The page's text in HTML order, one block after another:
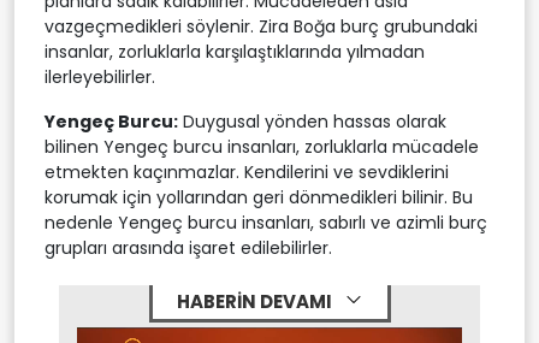
vazgeçmedikleri söylenir. Zira Boğa burç grubundaki
insanlar, zorluklarla karşılaştıklarında yılmadan
ilerleyebilirler.
Yengeç Burcu: Duygusal yönden hassas olarak
bilinen Yengeç burcu insanları, zorluklarla mücadele
etmekten kaçınmazlar. Kendilerini ve sevdiklerini
korumak için yollarından geri dönmedikleri bilinir. Bu
nedenle Yengeç burcu insanları, sabırlı ve azimli burç
grupları arasında işaret edilebilirler.
HABERİN DEVAMI